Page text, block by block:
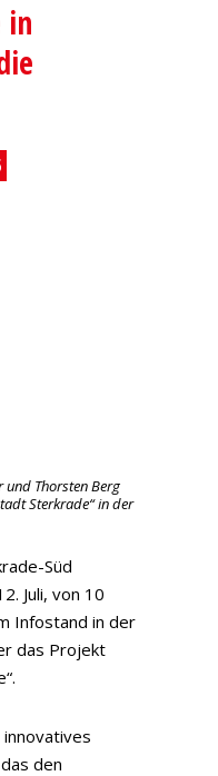
in
und Thorsten Berg
Sterkrade“ in der
Süd
Juli, von 10
Infostand in der
das Projekt
den